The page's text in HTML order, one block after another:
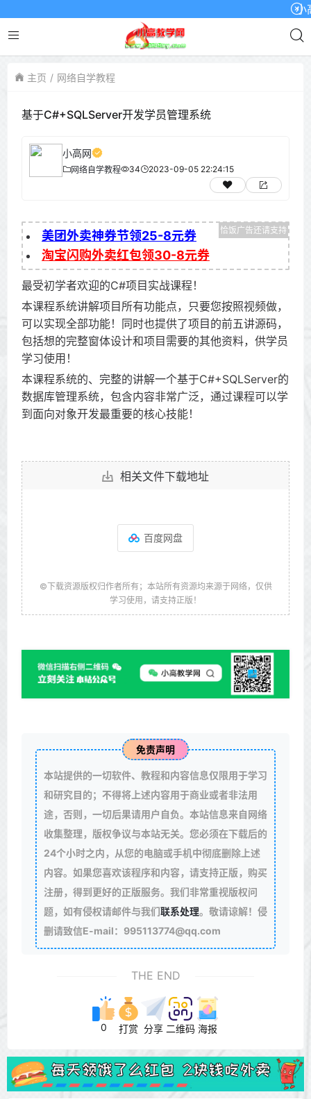
小
主页 网络自学教程
基于C#+SQLServer开发学员管理系统
小高网
网络自学教程 34 2023-09-05 22:24:15
美团外卖神券节领25-8元券
淘宝闪购外卖红包领30-8元券
最受初学者欢迎的C#项目实战课程！
本课程系统讲解项目所有功能点，只要您按照视频做，
可以实现全部功能！同时也提供了项目的前五讲源码，
包括想的完整窗体设计和项目需要的其他资料，供学员
学习使用！
本课程系统的、完整的讲解一个基于C#+SQLServer的
数据库管理系统，包含内容非常广泛，通过课程可以学
到面向对象开发最重要的核心技能！
相关文件下载地址
百度网盘
©下载资源版权归作者所有；本站所有资源均来源于网络，仅供
学习使用，请支持正版！
免责声明
本站提供的一切软件、教程和内容信息仅限用于学习
和研究目的；不得将上述内容用于商业或者非法用
途，否则，一切后果请用户自负。本站信息来自网络
收集整理，版权争议与本站无关。您必须在下载后的
24个小时之内，从您的电脑或手机中彻底删除上述
内容。如果您喜欢该程序和内容，请支持正版，购买
注册，得到更好的正版服务。我们非常重视版权问
题，如有侵权请邮件与我们联系处理。敬请谅解！侵
删请致信E-mail：995113774@qq.com
THE END
0 打赏 分享 二维码 海报